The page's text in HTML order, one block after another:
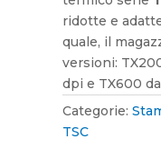
ridotte e
quale, il
versioni:
dpi e TX600
Categorie:
TSC